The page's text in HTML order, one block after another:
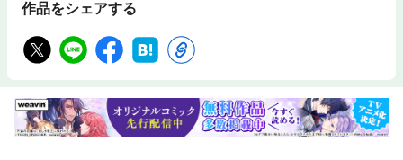
作品をシェアする